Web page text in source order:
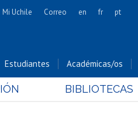
Cs. Forestales y
Cs. Sociales
Mi Uchile Correo en fr pt
Estudiantes Académicas/os
BIBLIOTECAS